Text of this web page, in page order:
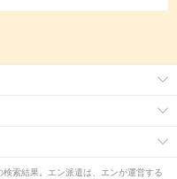
索結果。エン派遣は、エンが運営する